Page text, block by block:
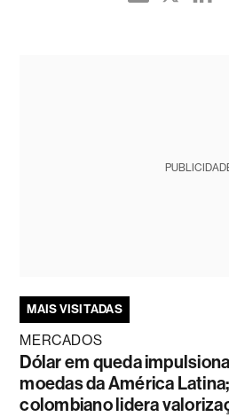
MAIS VISITADAS
MERCADOS
Dólar em queda impulsiona
moedas da América
colombiano lidera